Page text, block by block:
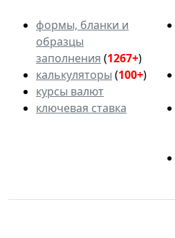
формы, бланки и
образцы
заполнения (1267+)
калькуляторы (100+)
курсы валют
ключевая ставка